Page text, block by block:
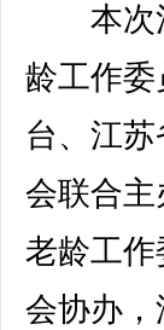
本次活
龄工作
台、江
会联合
老龄工
会协办